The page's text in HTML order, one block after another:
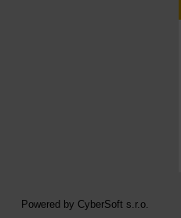
Powered by CyberSoft s.r.o.